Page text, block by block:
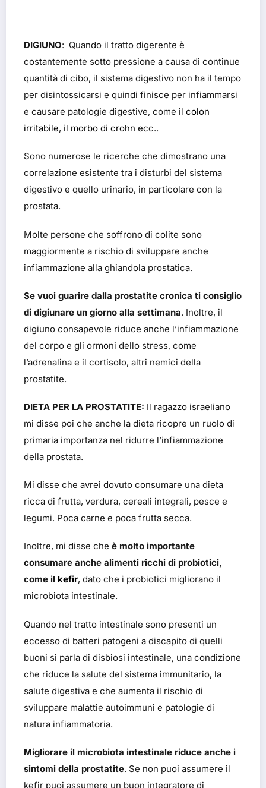
DIGIUNO: Quando il tratto digerente è
costantemente sotto pressione a causa di continue
quantità di cibo, il sistema digestivo non ha il tempo
per disintossicarsi e quindi finisce per infiammarsi
e causare patologie digestive, come il colon
irritabile, il morbo di crohn ecc..
Sono numerose le ricerche che dimostrano una
correlazione esistente tra i disturbi del sistema
digestivo e quello urinario, in particolare con la
prostata.
Molte persone che soffrono di colite sono
maggiormente a rischio di sviluppare anche
infiammazione alla ghiandola prostatica.
Se vuoi guarire dalla prostatite cronica ti consiglio
di digiunare un giorno alla settimana. Inoltre, il
digiuno consapevole riduce anche l’infiammazione
del corpo e gli ormoni dello stress, come
l’adrenalina e il cortisolo, altri nemici della
prostatite.
DIETA PER LA PROSTATITE: Il ragazzo israeliano
mi disse poi che anche la dieta ricopre un ruolo di
primaria importanza nel ridurre l’infiammazione
della prostata.
Mi disse che avrei dovuto consumare una dieta
ricca di frutta, verdura, cereali integrali, pesce e
legumi. Poca carne e poca frutta secca.
Inoltre, mi disse che è molto importante
consumare anche alimenti ricchi di probiotici,
come il kefir, dato che i probiotici migliorano il
microbiota intestinale.
Quando nel tratto intestinale sono presenti un
eccesso di batteri patogeni a discapito di quelli
buoni si parla di disbiosi intestinale, una condizione
che riduce la salute del sistema immunitario, la
salute digestiva e che aumenta il rischio di
sviluppare malattie autoimmuni e patologie di
natura infiammatoria.
Migliorare il microbiota intestinale riduce anche i
sintomi della prostatite. Se non puoi assumere il
kefir puoi assumere un buon integratore di